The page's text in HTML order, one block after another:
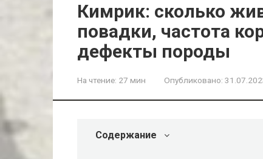
Кимрик: сколько
повадки, частота
дефекты породы
На чтение: 27 мин Опубликовано:
Содержание